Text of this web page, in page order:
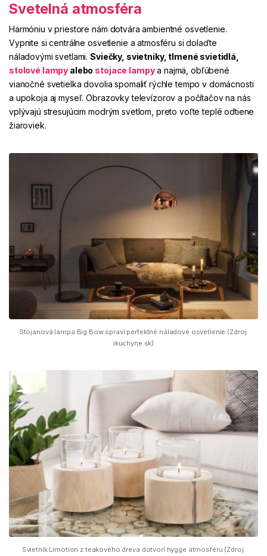
Svetelná atmosféra
Harmóniu v priestore nám dotvára ambientné osvetlenie.
Vypnite si centrálne osvetlenie a atmosféru si dolaďte
náladovými svetlami.Sviečky, svietniky, tlmené svietidlá,
stolové lampy alebo stojace lampya najmä, obľúbené
vianočné svetielka dovolia spomaliť rýchle tempo v domácnosti
a upokoja aj myseľ. Obrazovky televízorov a počítačov na nás
vplývajú stresujúcim modrým svetlom, preto voľte teplé odtiene
žiaroviek.
Stojanová lampa Big Bow spraví perfektné náladové osvetlenie (Zdroj:
ikuchyne.sk)
Svietnik Limotion z teakového dreva dotvorí hygge atmosféru (Zdroj: